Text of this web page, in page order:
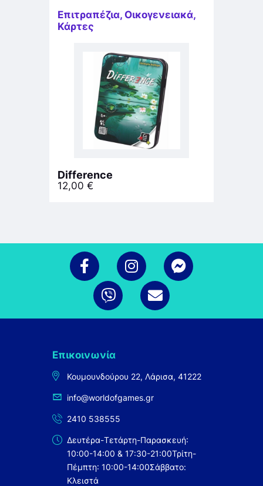
Επιτραπέζια, Οικογενειακά,
Κάρτες
Difference
12,00 €
Επικοινωνία
Κουμουνδούρου 22, Λάρισα, 41222
info@worldofgames.gr
2410 538555
Δευτέρα-Τετάρτη-Παρασκευή:
10:00-14:00 & 17:30-21:00Τρίτη-
Πέμπτη: 10:00-14:00Σάββατο:
Κλειστά